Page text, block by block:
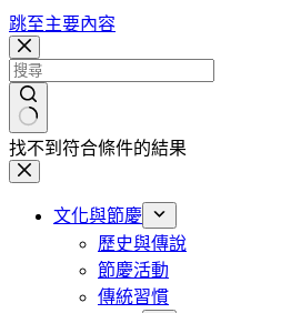
跳至主要內容
找不到符合條件的結果
文化與節慶
歷史與傳說
節慶活動
傳統習慣